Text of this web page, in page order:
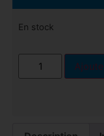
En stock